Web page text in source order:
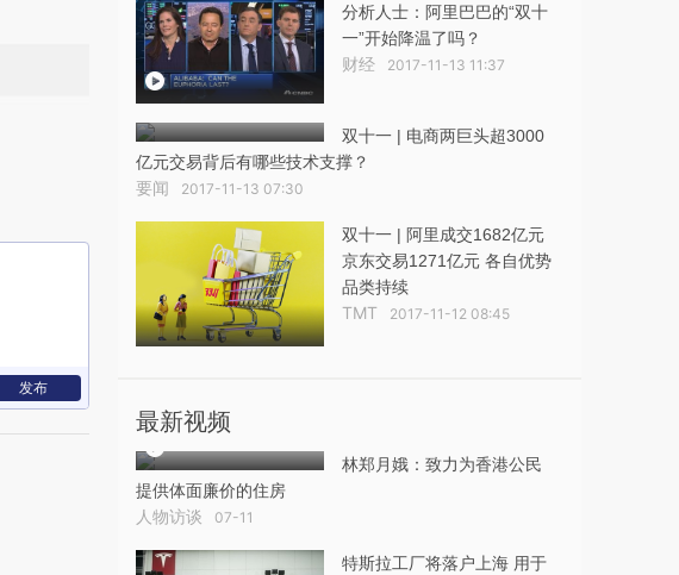
发布
分析人士：阿里巴巴的“双十
一”开始降温了吗？
财经 2017-11-13 11:37
双十一 | 电商两巨头超3000
亿元交易背后有哪些技术支撑？
要闻 2017-11-13 07:30
双十一 | 阿里成交1682亿元
京东交易1271亿元 各自优势
品类持续
TMT 2017-11-12 08:45
最新视频
林郑月娥：致力为香港公民
提供体面廉价的住房
人物访谈 07-11
特斯拉工厂将落户上海 用于